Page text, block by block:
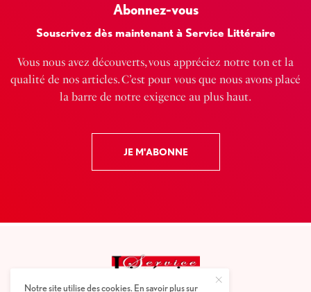
Abonnez-vous
Souscrivez dès maintenant à Service Littéraire
Vous nous avez découverts, vous appréciez notre ton et la
qualité de nos articles. C’est pour vous que nous avons placé
la barre de notre exigence au plus haut.
JE M'ABONNE
Notre site utilise des cookies. En savoir plus sur